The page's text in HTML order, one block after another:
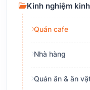
Kinh nghiệm
Quán cafe
Nhà hàng
Quán ăn & ăn